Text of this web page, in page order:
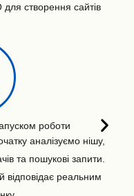
створення сайтів
роботи
аналізуємо нішу,
та пошукові запити.
відповідає реальним